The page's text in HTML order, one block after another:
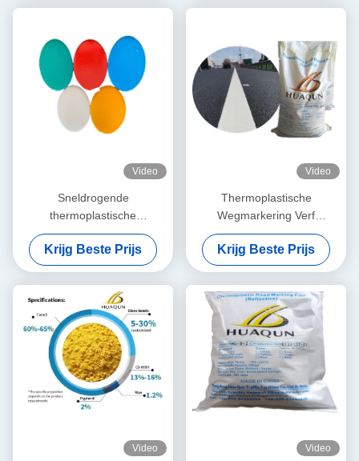
Video
Sneldrogende
thermoplastische
wegmarkeerverf met hoge
reflecterende
eigenschappen en
petroleumharsbasis voor
duurzame wegmarkeringen
Krijg Beste Prijs
Video
Thermoplastische
Wegmarkering Verf
Sneldrogend ≤3min met
Hoge
Temperatuurbestendigheid
180-220℃ en Aanpasbare
Kleuren
Krijg Beste Prijs
Video Video